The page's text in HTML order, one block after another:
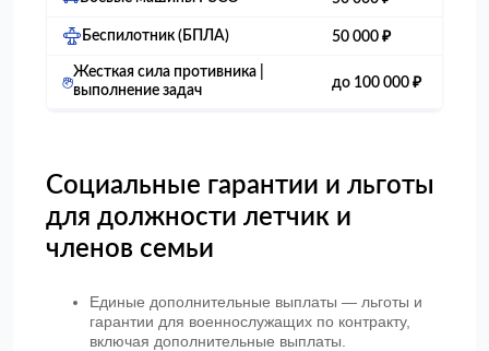
Беспилотник (БПЛА) 50 000 ₽
Жесткая сила противника |
выполнение задач
до 100 000 ₽
Социальные гарантии и льготы
для должности летчик и
членов семьи
Единые дополнительные выплаты — льготы и
гарантии для военнослужащих по контракту,
включая дополнительные выплаты.